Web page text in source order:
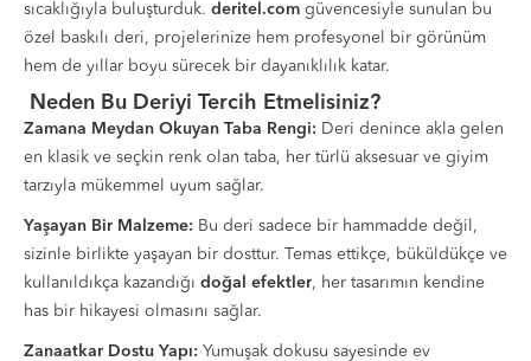
sıcaklığıyla buluşturduk. deritel.com güvencesiyle sunulan bu
özel baskılı deri, projelerinize hem profesyonel bir görünüm
hem de yıllar boyu sürecek bir dayanıklılık katar.
Neden Bu Deriyi Tercih Etmelisiniz?
Zamana Meydan Okuyan Taba Rengi: Deri denince akla gelen
en klasik ve seçkin renk olan taba, her türlü aksesuar ve giyim
tarzıyla mükemmel uyum sağlar.
Yaşayan Bir Malzeme: Bu deri sadece bir hammadde değil,
sizinle birlikte yaşayan bir dosttur. Temas ettikçe, büküldükçe ve
kullanıldıkça kazandığı doğal efektler, her tasarımın kendine
has bir hikayesi olmasını sağlar.
Zanaatkar Dostu Yapı: Yumuşak dokusu sayesinde ev